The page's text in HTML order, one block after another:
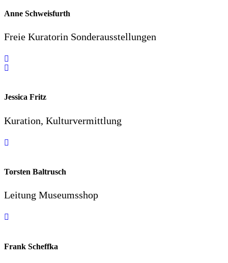
Anne Schweisfurth
Freie Kuratorin Sonderausstellungen
Jessica Fritz
Kuration, Kulturvermittlung
Torsten Baltrusch
Leitung Museumsshop
Frank Scheffka